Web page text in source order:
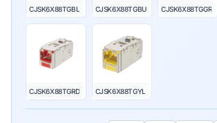
CJSK6X88TGBL CJSK6X88TGBU CJSK6X88TGGR
CJSK6X88TGRD CJSK6X88TGYL